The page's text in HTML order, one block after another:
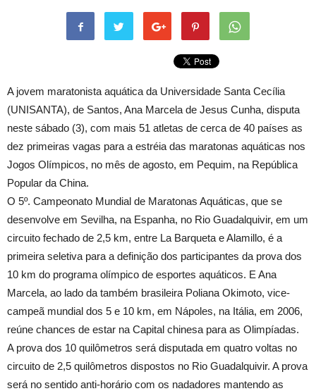
A jovem maratonista aquática da Universidade Santa Cecília
(UNISANTA), de Santos, Ana Marcela de Jesus Cunha, disputa
neste sábado (3), com mais 51 atletas de cerca de 40 países as
dez primeiras vagas para a estréia das maratonas aquáticas nos
Jogos Olímpicos, no mês de agosto, em Pequim, na República
Popular da China.
O 5º. Campeonato Mundial de Maratonas Aquáticas, que se
desenvolve em Sevilha, na Espanha, no Rio Guadalquivir, em um
circuito fechado de 2,5 km, entre La Barqueta e Alamillo, é a
primeira seletiva para a definição dos participantes da prova dos
10 km do programa olímpico de esportes aquáticos. E Ana
Marcela, ao lado da também brasileira Poliana Okimoto, vice-
campeã mundial dos 5 e 10 km, em Nápoles, na Itália, em 2006,
reúne chances de estar na Capital chinesa para as Olimpíadas.
A prova dos 10 quilômetros será disputada em quatro voltas no
circuito de 2,5 quilômetros dispostos no Rio Guadalquivir. A prova
será no sentido anti-horário com os nadadores mantendo as